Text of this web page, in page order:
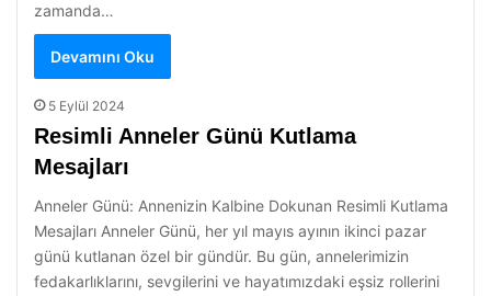
zamanda…
Devamını Oku
5 Eylül 2024
Resimli Anneler Günü Kutlama
Mesajları
Anneler Günü: Annenizin Kalbine Dokunan Resimli Kutlama
Mesajları Anneler Günü, her yıl mayıs ayının ikinci pazar
günü kutlanan özel bir gündür. Bu gün, annelerimizin
fedakarlıklarını, sevgilerini ve hayatımızdaki eşsiz rollerini